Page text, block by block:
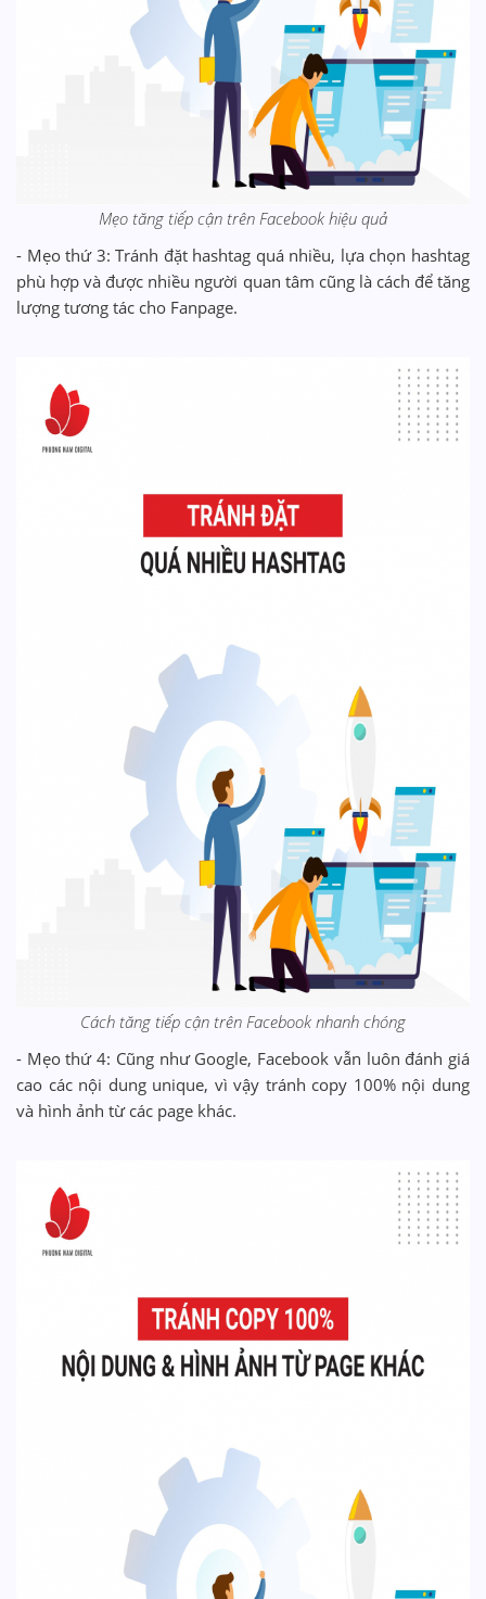
Mẹo tăng tiếp cận trên Facebook hiệu quả
- Mẹo thứ 3: Tránh đặt hashtag quá nhiều, lựa chọn hashtag
phù hợp và được nhiều người quan tâm cũng là cách để tăng
lượng tương tác cho Fanpage.
Cách tăng tiếp cận trên Facebook nhanh chóng
- Mẹo thứ 4: Cũng như Google, Facebook vẫn luôn đánh giá
cao các nội dung unique, vì vậy tránh copy 100% nội dung
và hình ảnh từ các page khác.